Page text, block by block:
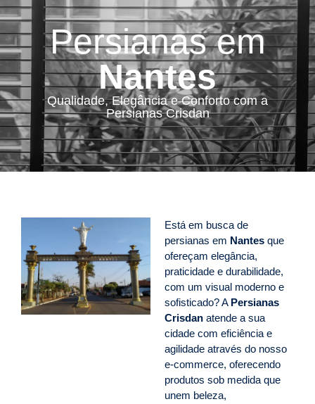
Persianas em
Nantes
Qualidade, Elegância e Conforto com a
Persianas Crisdan
Está em busca de
persianas em Nantes que
ofereçam elegância,
praticidade e durabilidade,
com um visual moderno e
sofisticado? A Persianas
Crisdan atende a sua
cidade com eficiência e
agilidade através do nosso
e-commerce, oferecendo
produtos sob medida que
unem beleza,